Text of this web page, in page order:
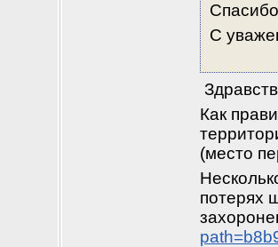
С
Как
(место
потерях